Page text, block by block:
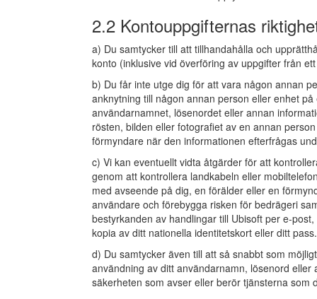
2.2 Kontouppgifternas
a) Du samtycker till att tillhandahålla och
konto (inklusive vid överföring av uppgifter från
b) Du får inte utge dig för att vara någon annan
anknytning till någon annan person eller enhet
användarnamnet, lösenordet eller annan
rösten, bilden eller fotografiet av en annan
förmyndare när den informationen efterfrågas
c) Vi kan eventuellt vidta åtgärder för att
genom att kontrollera landkabeln eller
med avseende på dig, en förälder eller en
användare och förebygga risken för bedrägeri
bestyrkanden av handlingar till Ubisoft per e-
kopia av ditt nationella identitetskort eller ditt pass.
d) Du samtycker även till att så snabbt som
användning av ditt användarnamn, lösenord
säkerheten som avser eller berör tjänsterna som